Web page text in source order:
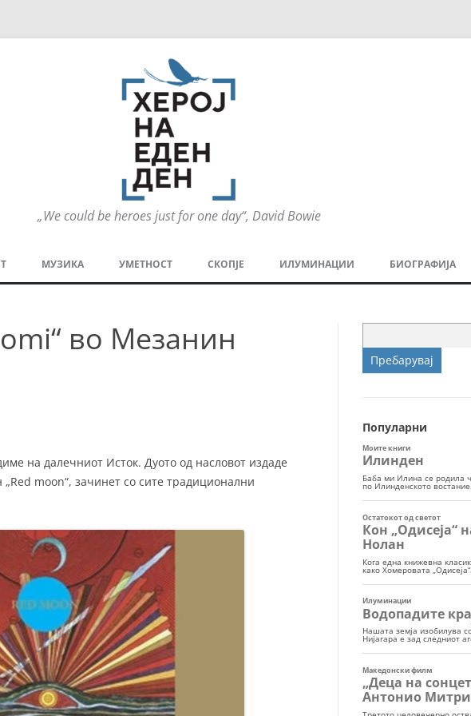
„We could be heroes just for one day“, David Bowie
содржината
МУЗИКА УМЕТНОСТ СКОПЈЕ ИЛУМИНАЦИИ
СПОРТ
БИОГРАФИЈА
во Мезанин
на далечниот Исток. Дуото од насловот издаде
moon“, зачинет со сите традиционални
за:
Популарни